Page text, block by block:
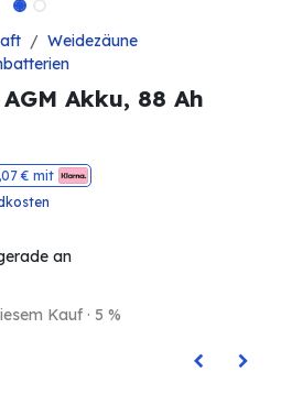
Weidezäune
Akku, 88 Ah
€ mit
an
Kauf · 5 %